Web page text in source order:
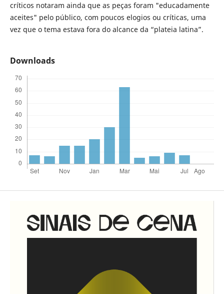
críticos notaram ainda que as peças foram "educadamente
aceites" pelo público, com poucos elogios ou críticas, uma
vez que o tema estava fora do alcance da “plateia latina”.
Downloads